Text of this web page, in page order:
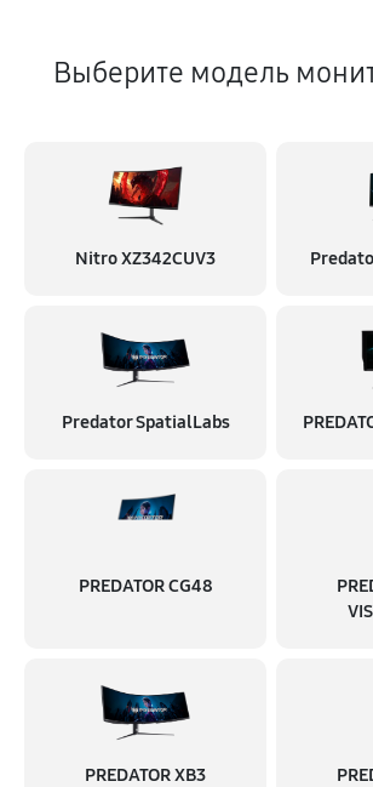
Выберите модель
Nitro XZ342CUV3
Predator SpatialLabs
PREDATOR CG48
PREDATOR XB3